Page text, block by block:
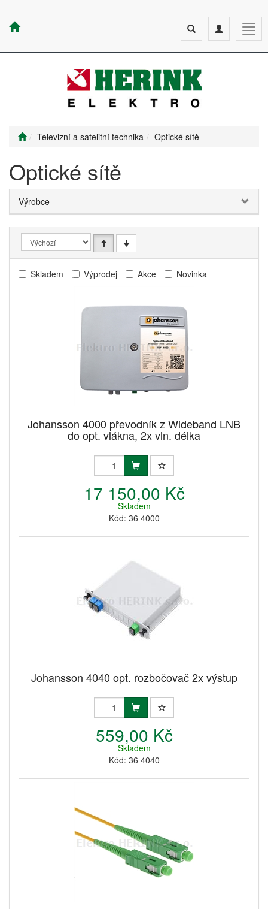
Toggle
navigation
Toggle
search
Televizní a satelitní technika Optické sítě
Optické sítě
Výrobce
Skladem Výprodej Akce Novinka
Johansson 4000 převodník z Wideband LNB
do opt. vlákna, 2x vln. délka
17 150,00 Kč
Skladem
Kód: 36 4000
Johansson 4040 opt. rozbočovač 2x výstup
559,00 Kč
Skladem
Kód: 36 4040